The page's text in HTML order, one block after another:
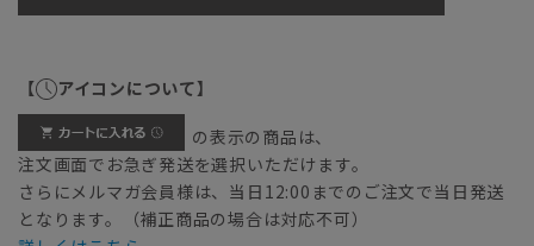
【 アイコンについて】
の表示の商品は、
注文画面でお急ぎ発送を選択いただけます。
さらにメルマガ会員様は、当日12:00までのご注文で当日発送
となります。（補正商品の場合は対応不可）